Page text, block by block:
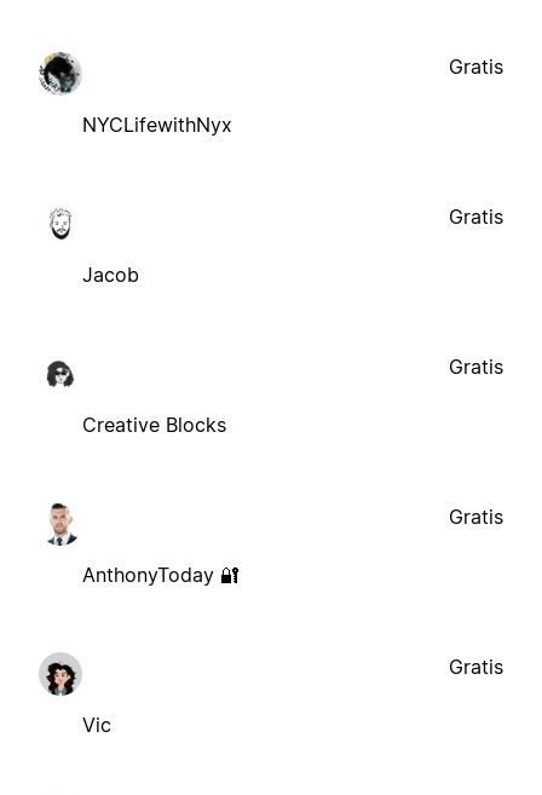
NYCLifewithNyx
Gratis
Jacob
Gratis
Creative Blocks
Gratis
AnthonyToday 🔐
Gratis
Vic
Gratis